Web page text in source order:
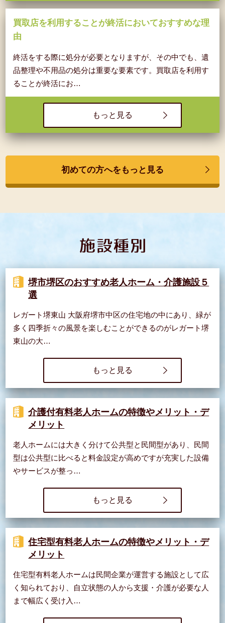
買取店を利用することが終活においておすすめな理
由
終活をする際に処分が必要となりますが、その中でも、遺
品整理や不用品の処分は重要な要素です。買取店を利用す
ることが終活にお…
もっと見る
初めての方へをもっと見る
堺市堺区のおすすめ老人ホーム・介護施設５
選
レガート堺東山 大阪府堺市中区の住宅地の中にあり、緑が
多く四季折々の風景を楽しむことができるのがレガート堺
東山の大…
もっと見る
介護付有料老人ホームの特徴やメリット・デ
メリット
老人ホームには大きく分けて公共型と民間型があり、民間
型は公共型に比べると料金設定が高めですが充実した設備
やサービスが整っ…
もっと見る
住宅型有料老人ホームの特徴やメリット・デ
メリット
住宅型有料老人ホームは民間企業が運営する施設として広
く知られており、自立状態の人から支援・介護が必要な人
まで幅広く受け入…